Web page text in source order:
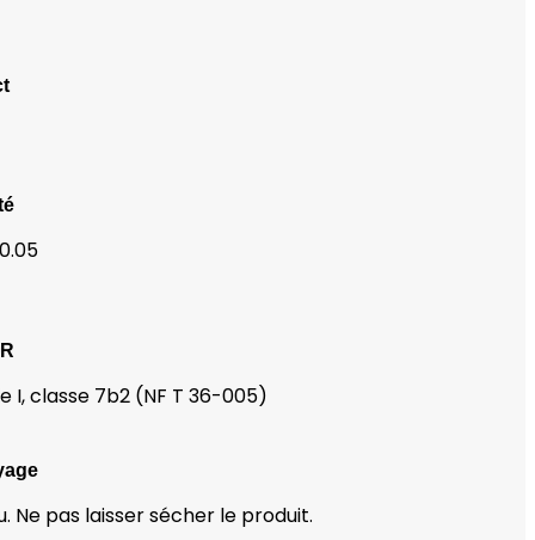
I, classe 7b2 (NF T 36-005)
Ne pas laisser sécher le produit.